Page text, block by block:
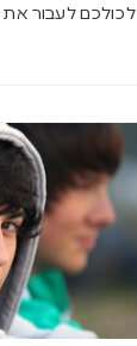
לכולכם לעבור